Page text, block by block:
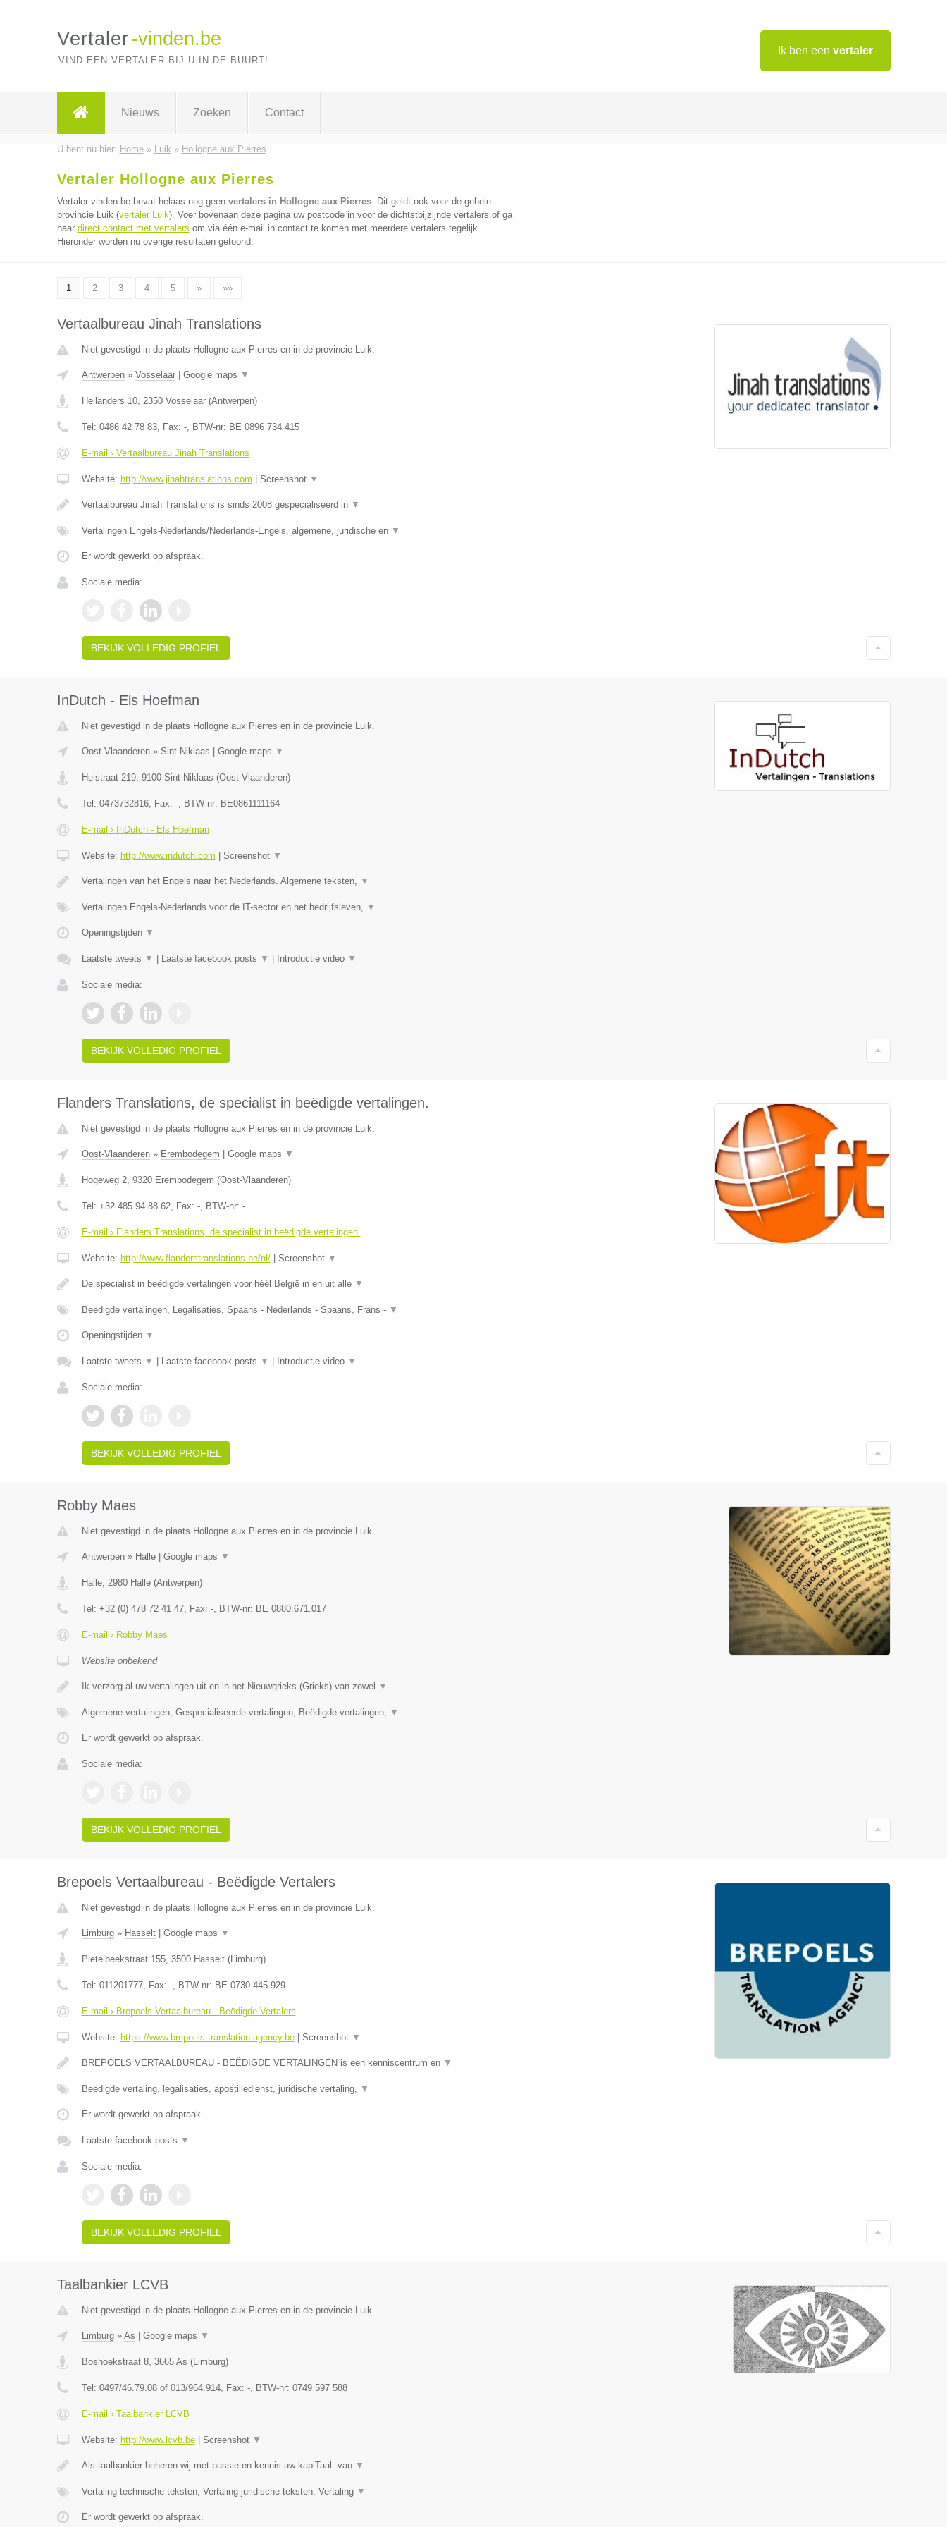
Ik ben een vertaler
Vertaler -vinden.be
VIND EEN VERTALER BIJ U IN DE BUURT!
Nieuws Zoeken Contact
U bent nu hier: Home» Luik » Hollogne aux Pierres
Vertaler Hollogne aux Pierres
Vertaler-vinden.be bevat helaas nog geen vertalers in Hollogne aux Pierres. Dit geldt ook voor de gehele
provincie Luik (vertaler Luik). Voer bovenaan deze pagina uw postcode in voor de dichtstbijzijnde vertalers of ga
naar direct contact met vertalers om via één e-mail in contact te komen met meerdere vertalers tegelijk.
Hieronder worden nu overige resultaten getoond.
1 2 3 4 5 » »»
Vertaalbureau Jinah Translations
Niet gevestigd in de plaats Hollogne aux Pierres en in de provincie Luik.
Antwerpen» Vosselaar| Google maps ▼
Heilanders 10, 2350 Vosselaar(Antwerpen)
Tel: 0486 42 78 83, Fax: -, BTW-nr: BE 0896 734 415
E-mail › Vertaalbureau Jinah Translations
Website: http://www.jinahtranslations.com Screenshot ▼
Vertaalbureau Jinah Translations is sinds 2008 gespecialiseerd in ▼
Vertalingen Engels-Nederlands/Nederlands-Engels, algemene, juridische en ▼
Er wordt gewerkt op afspraak.
Sociale media:
BEKIJK VOLLEDIG PROFIEL
InDutch - Els Hoefman
Niet gevestigd in de plaats Hollogne aux Pierres en in de provincie Luik.
Oost-Vlaanderen» Sint Niklaas Google maps ▼
Heistraat 219, 9100 Sint Niklaas (Oost-Vlaanderen)
Tel: 0473732816, Fax: -, BTW-nr: BE0861111164
E-mail › InDutch - Els Hoefman
Website: http://www.indutch.com Screenshot ▼
Vertalingen van het Engels naar het Nederlands. Algemene teksten, ▼
Vertalingen Engels-Nederlands voor de IT-sector en het bedrijfsleven, ▼
Openingstijden ▼
Laatste tweets ▼ Laatste facebook posts ▼ Introductie video ▼
Sociale media:
BEKIJK VOLLEDIG PROFIEL
Flanders Translations, de specialist in beëdigde vertalingen.
Niet gevestigd in de plaats Hollogne aux Pierres en in de provincie Luik.
Oost-Vlaanderen» Erembodegem Google maps ▼
Hogeweg 2, 9320 Erembodegem (Oost-Vlaanderen)
Tel: +32 485 94 88 62, Fax: -, BTW-nr: -
E-mail › Flanders Translations, de specialist in beëdigde vertalingen.
Website: http://www.flanderstranslations.be/nl/| Screenshot ▼
De specialist in beëdigde vertalingen voor héél België in en uit alle ▼
Beëdigde vertalingen, Legalisaties, Spaans - Nederlands - Spaans, Frans - ▼
Openingstijden ▼
Laatste tweets ▼ Laatste facebook posts ▼ Introductie video ▼
Sociale media:
BEKIJK VOLLEDIG PROFIEL
Robby Maes
Niet gevestigd in de plaats Hollogne aux Pierres en in de provincie Luik.
Antwerpen» Halle| Google maps ▼
Halle, 2980 Halle(Antwerpen)
Tel: +32 (0) 478 72 41 47, Fax: -, BTW-nr: BE 0880.671.017
E-mail › Robby Maes
Website onbekend
Ik verzorg al uw vertalingen uit en in het Nieuwgrieks (Grieks) van zowel ▼
Algemene vertalingen, Gespecialiseerde vertalingen, Beëdigde vertalingen, ▼
Er wordt gewerkt op afspraak.
Sociale media:
BEKIJK VOLLEDIG PROFIEL
Brepoels Vertaalbureau - Beëdigde Vertalers
Niet gevestigd in de plaats Hollogne aux Pierres en in de provincie Luik.
Limburg» Hasselt| Google maps ▼
Pietelbeekstraat 155, 3500 Hasselt(Limburg)
Tel: 011201777, Fax: -, BTW-nr: BE 0730.445.929
E-mail › Brepoels Vertaalbureau - Beëdigde Vertalers
Website: https://www.brepoels-translation-agency.be| Screenshot ▼
BREPOELS VERTAALBUREAU - BEËDIGDE VERTALINGEN is een kenniscentrum en ▼
Beëdigde vertaling, legalisaties, apostilledienst, juridische vertaling, ▼
Er wordt gewerkt op afspraak.
Laatste facebook posts ▼
Sociale media:
BEKIJK VOLLEDIG PROFIEL
Taalbankier LCVB
Niet gevestigd in de plaats Hollogne aux Pierres en in de provincie Luik.
Limburg» As Google maps ▼
Boshoekstraat 8, 3665 As (Limburg)
Tel: 0497/46.79.08 of 013/964.914, Fax: -, BTW-nr: 0749 597 588
E-mail › Taalbankier LCVB
Website: http://www.lcvb.be| Screenshot ▼
Als taalbankier beheren wij met passie en kennis uw kapiTaal: van ▼
Vertaling technische teksten, Vertaling juridische teksten, Vertaling ▼
Er wordt gewerkt op afspraak.